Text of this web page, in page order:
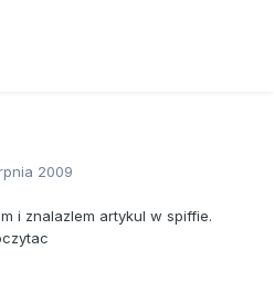
2009
i znalazlem artykul w spiffie.